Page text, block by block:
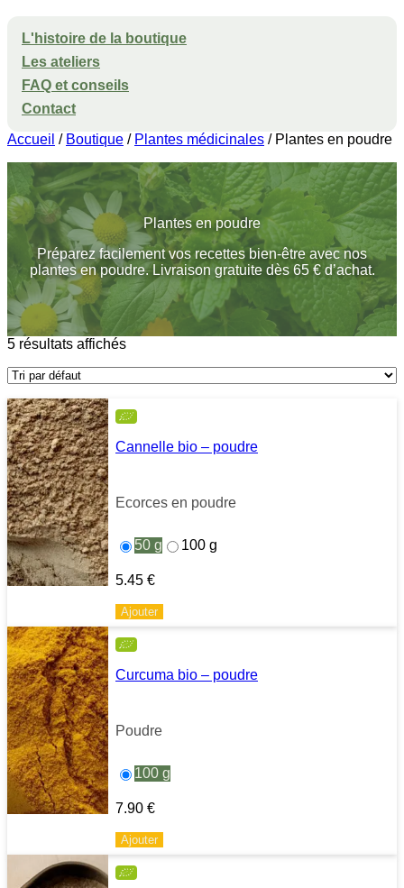
L'histoire de la boutique
Les ateliers
FAQ et conseils
Contact
Accueil / Boutique / Plantes médicinales / Plantes en poudre
Plantes en poudre
Préparez facilement vos recettes bien-être avec nos
plantes en poudre. Livraison gratuite dès 65 € d’achat.
5 résultats affichés
Cannelle bio – poudre
Ecorces en poudre
50 g 100 g
5.45 €
Ajouter
Curcuma bio – poudre
Poudre
100 g
7.90 €
Ajouter